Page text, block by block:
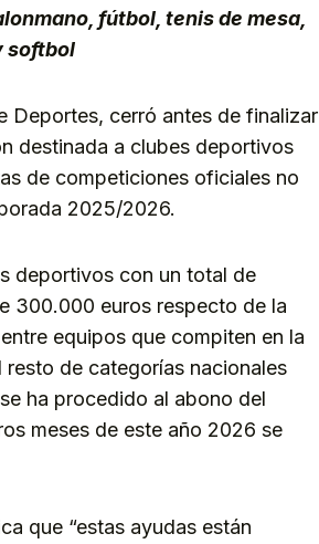
fútbol, tenis de mesa,
softbol
Deportes, cerró antes de finalizar
destinada a clubes deportivos
de competiciones oficiales no
2025/2026.
deportivos con un total de
300.000 euros respecto de la
equipos que compiten en la
resto de categorías nacionales
ha procedido al abono del
meses de este año 2026 se
que “estas ayudas están